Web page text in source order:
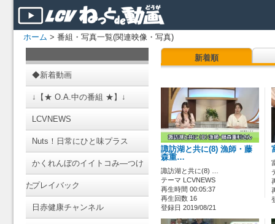
ホーム > 番組・写真一覧(関連映像・写真)
◆新着動画
↓【★ O.A.中の番組 ★】↓
LCVNEWS
Nuts！日常にひと味プラス
かくれんぼのイイトコみ―つけ
たプレイバック
日赤健康チャンネル
新着順
諏訪湖と共に(8) 漁師・藤
森重…
諏訪湖と共に(8) …
テーマ LCVNEWS
再生時間 00:05:37
再生回数 16
登録日 2019/08/21